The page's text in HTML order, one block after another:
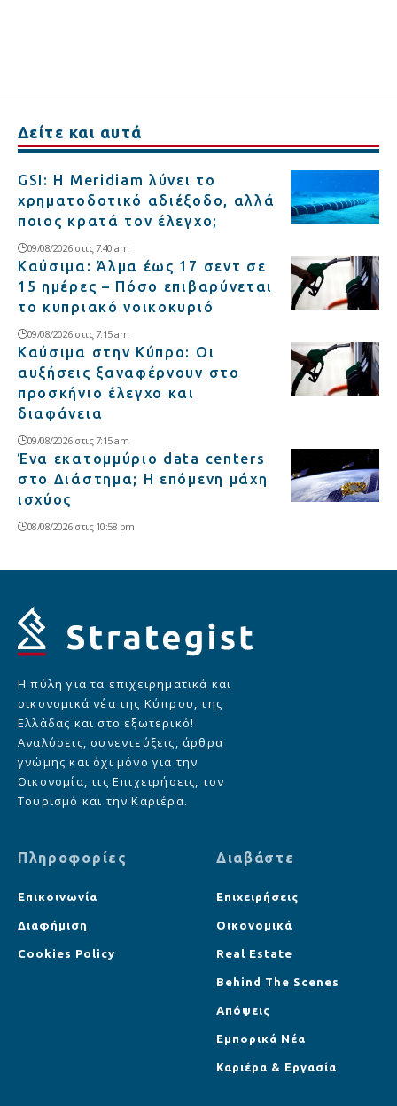
Δείτε και αυτά
GSI: Η Meridiam λύνει το
χρηματοδοτικό αδιέξοδο, αλλά
ποιος κρατά τον έλεγχο;
09/08/2026 στις 7:40 am
Καύσιμα: Άλμα έως 17 σεντ σε
15 ημέρες – Πόσο επιβαρύνεται
το κυπριακό νοικοκυριό
09/08/2026 στις 7:15 am
Καύσιμα στην Κύπρο: Οι
αυξήσεις ξαναφέρνουν στο
προσκήνιο έλεγχο και
διαφάνεια
09/08/2026 στις 7:15 am
Ένα εκατομμύριο data centers
στο Διάστημα; Η επόμενη μάχη
ισχύος
08/08/2026 στις 10:58 pm
Η πύλη για τα επιχειρηματικά και
οικονομικά νέα της Κύπρου, της
Ελλάδας και στο εξωτερικό!
Αναλύσεις, συνεντεύξεις, άρθρα
γνώμης και όχι μόνο για την
Οικονομία, τις Επιχειρήσεις, τον
Τουρισμό και την Καριέρα.
Πληροφορίες
Επικοινωνία
Διαφήμιση
Cookies Policy
Διαβάστε
Επιχειρήσεις
Οικονομικά
Real Estate
Behind The Scenes
Απόψεις
Εμπορικά Νέα
Καριέρα & Εργασία